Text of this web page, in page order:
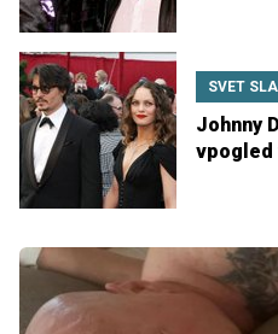
SVET
Johnny
vpogled